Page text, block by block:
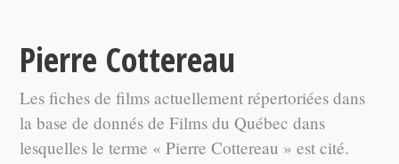
Pierre Cottereau
Les fiches de films actuellement répertoriées dans
la base de donnés de Films du Québec dans
lesquelles le terme « Pierre Cottereau » est cité.